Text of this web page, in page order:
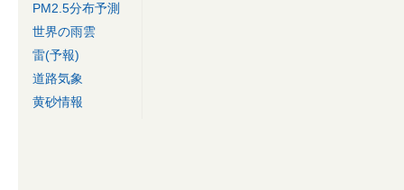
PM2.5分布予測
世界の雨雲
雷(予報)
道路気象
黄砂情報